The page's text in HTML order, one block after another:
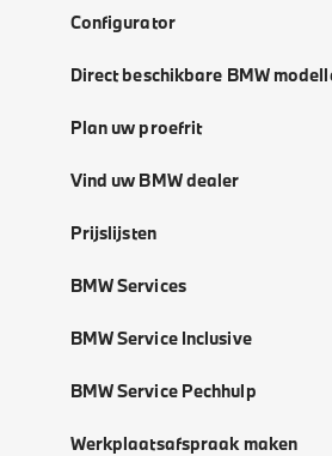
Configurator
Direct beschikbare BMW
Plan uw proefrit
Vind uw BMW dealer
Prijslijsten
BMW Services
BMW Service Inclusive
BMW Service Pechhulp
Werkplaatsafspraak maken